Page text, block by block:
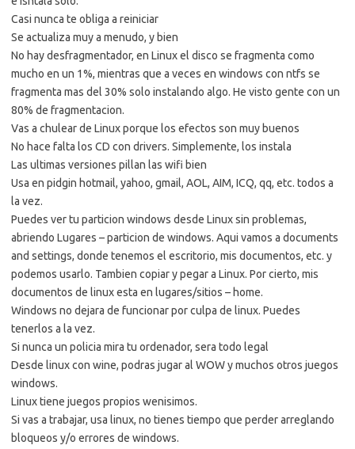
Casi nunca te obliga a reiniciar
Se actualiza muy a menudo, y bien
No hay desfragmentador, en Linux el disco se fragmenta como
mucho en un 1%, mientras que a veces en windows con ntfs se
fragmenta mas del 30% solo instalando algo. He visto gente con un
80% de fragmentacion.
Vas a chulear de Linux porque los efectos son muy buenos
No hace falta los CD con drivers. Simplemente, los instala
Las ultimas versiones pillan las wifi bien
Usa en pidgin hotmail, yahoo, gmail, AOL, AIM, ICQ, qq, etc. todos a
la vez.
Puedes ver tu particion windows desde Linux sin problemas,
abriendo Lugares – particion de windows. Aqui vamos a documents
and settings, donde tenemos el escritorio, mis documentos, etc. y
podemos usarlo. Tambien copiar y pegar a Linux. Por cierto, mis
documentos de linux esta en lugares/sitios – home.
Windows no dejara de funcionar por culpa de linux. Puedes
tenerlos a la vez.
Si nunca un policia mira tu ordenador, sera todo legal
Desde linux con wine, podras jugar al WOW y muchos otros juegos
windows.
Linux tiene juegos propios wenisimos.
Si vas a trabajar, usa linux, no tienes tiempo que perder arreglando
bloqueos y/o errores de windows.